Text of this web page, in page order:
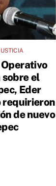
sobre el
Eder
requirieron
de nuevo